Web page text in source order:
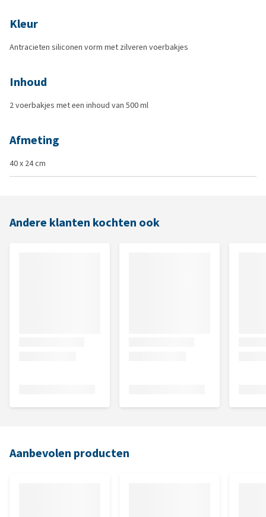
Kleur
Antracieten siliconen vorm met zilveren voerbakjes
Inhoud
2 voerbakjes met een inhoud van 500 ml
Afmeting
40 x 24 cm
Andere klanten kochten ook
Aanbevolen producten